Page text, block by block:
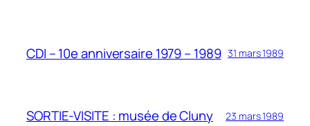
CDI – 10e anniversaire 1979 – 1989 31 mars 1989
SORTIE-VISITE : musée de Cluny 23 mars 1989